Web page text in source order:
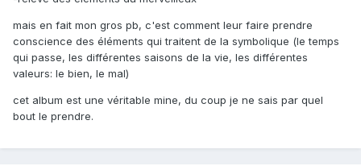
mais en fait mon gros pb, c'est comment leur faire prendre
conscience des éléments qui traitent de la symbolique (le temps
qui passe, les différentes saisons de la vie, les différentes
valeurs: le bien, le mal)
cet album est une véritable mine, du coup je ne sais par quel
bout le prendre.